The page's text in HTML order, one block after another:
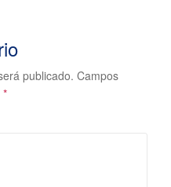
publicado. Campos
*